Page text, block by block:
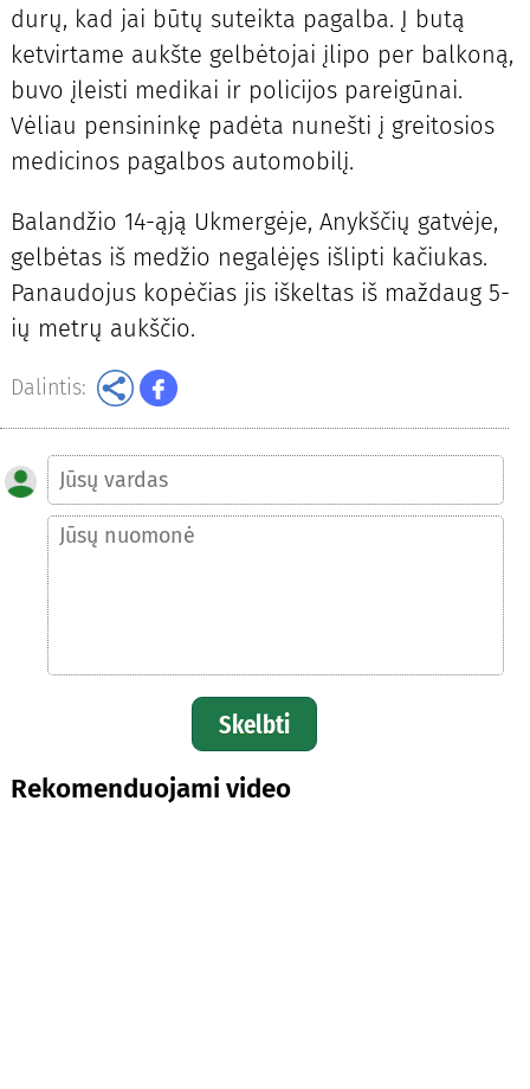
durų, kad jai būtų suteikta pagalba. Į butą
ketvirtame aukšte gelbėtojai įlipo per balkoną,
buvo įleisti medikai ir policijos pareigūnai.
Vėliau pensininkę padėta nunešti į greitosios
medicinos pagalbos automobilį.
Balandžio 14-ąją Ukmergėje, Anykščių gatvėje,
gelbėtas iš medžio negalėjęs išlipti kačiukas.
Panaudojus kopėčias jis iškeltas iš maždaug 5-
ių metrų aukščio.
Dalintis:
Skelbti
Rekomenduojami video